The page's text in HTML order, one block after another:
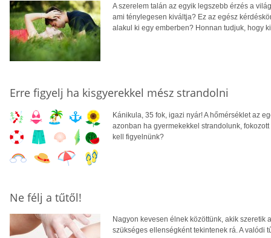
A szerelem talán az egyik legszebb érzés a
ami ténylegesen kiváltja? Ez az egész
alakul ki egy emberben? Honnan tudjuk, hogy
Erre figyelj ha kisgyerekkel mész strandolni
Kánikula, 35 fok, igazi nyár! A hőmérséklet az
azonban ha gyermekekkel strandolunk,
kell figyelnünk?
Ne félj a tűtől!
Nagyon kevesen élnek közöttünk, akik szeretik
szükséges ellenségként tekintenek rá. A valódi